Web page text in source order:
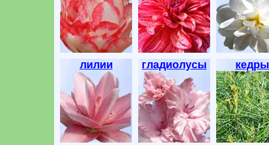
лилии гладиолусы кедры